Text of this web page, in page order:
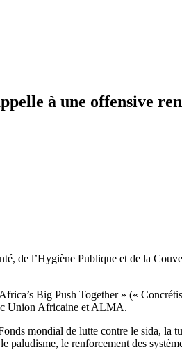
à une offensive
de l’Hygiène Publique et de la
Big Push Together » («
Union Africaine et ALMA.
mondial de lutte contre le sida, la
le renforcement des